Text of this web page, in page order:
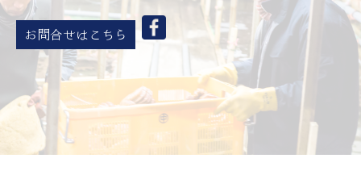
お問合せはこちら